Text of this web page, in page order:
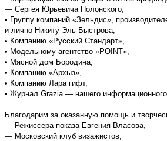
— Сергея Юрьевича Полонского,
• Группу компаний «Зельдис»,
и лично Никиту Эль Быстрова,
• Компанию «Русский Стандарт»,
• Модельному агентство «POINT»,
• Мясной дом Бородина,
• Компанию «Архыз»,
• Компанию Лара гифт,
• Журнал Grazia — нашего информационного
Благодарим за оказанную помощь и
— Режиссера показа Евгения Власова,
— Московский клуб визажистов,